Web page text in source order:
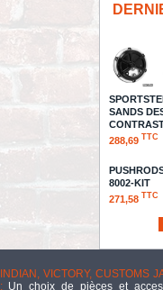
SANDS
288,69 TTC
8002-KIT
271,58 TTC
TOURING
INDIAN, VICTORY, CUSTOMS
:Un choix de pièces et